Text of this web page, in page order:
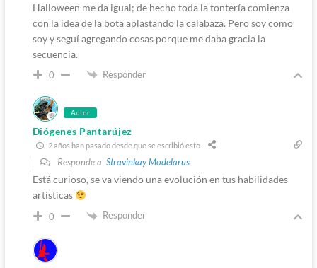
Halloween me da igual; de hecho toda la tontería comienza
con la idea de la bota aplastando la calabaza. Pero soy como
soy y seguí agregando cosas porque me daba gracia la
secuencia.
0 Responder
Autor
Diógenes Pantarújez
2 años han pasado desde que se escribió esto
Responde a Stravinkay Modelarus
Está curioso, se va viendo una evolución en tus habilidades
artísticas
0 Responder